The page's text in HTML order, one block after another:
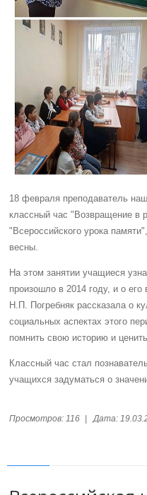
18 февраля преподаватель
классный час "Возвращение в
"Всероссийского урока
весны.
На этом занятии учащиеся
произошло в 2014 году, и о
Н.П. Погребняк рассказала о
социальных аспектах этого
помнить свою историю и
Классный час стал
учащихся задуматься о
Просмотров: 116 Дата: